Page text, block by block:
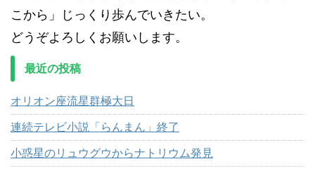
こから」じっくり歩んでいきたい。
どうぞよろしくお願いします。
最近の投稿
オリオン座流星群極大日
連続テレビ小説「らんまん」終了
小惑星のリュウグウからナトリウム発見